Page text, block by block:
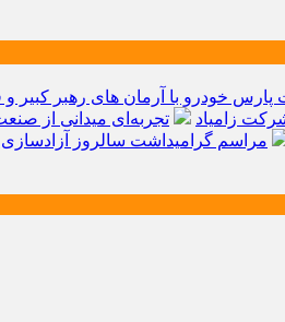
خودرو با آرمان های رهبر کبیر و
زامیاد
تجربه‌ای میدانی از
مراسم گرامیداشت سالروز آزادسازی